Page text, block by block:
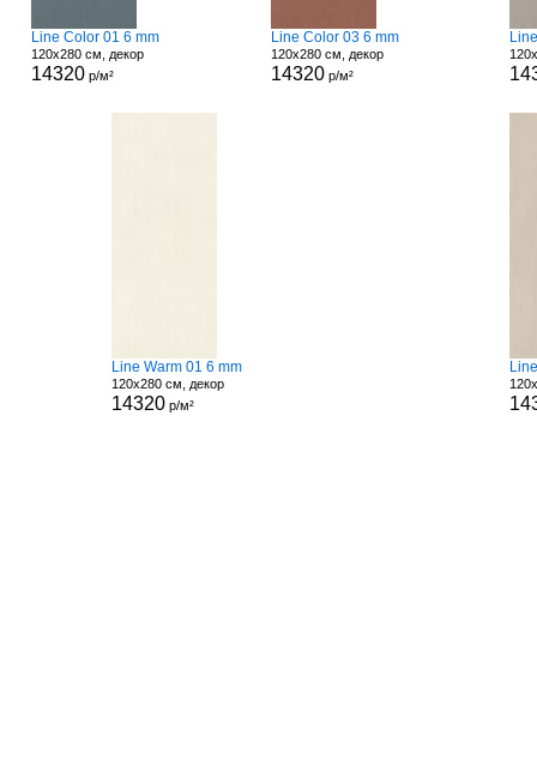
Line Color 01 6 mm
120x280 см, декор
14320 р/м²
Line Color 03 6 mm
120x280 см, декор
14320р/м²
Line Warm 01 6 mm
120x280 см, декор
14320р/м²